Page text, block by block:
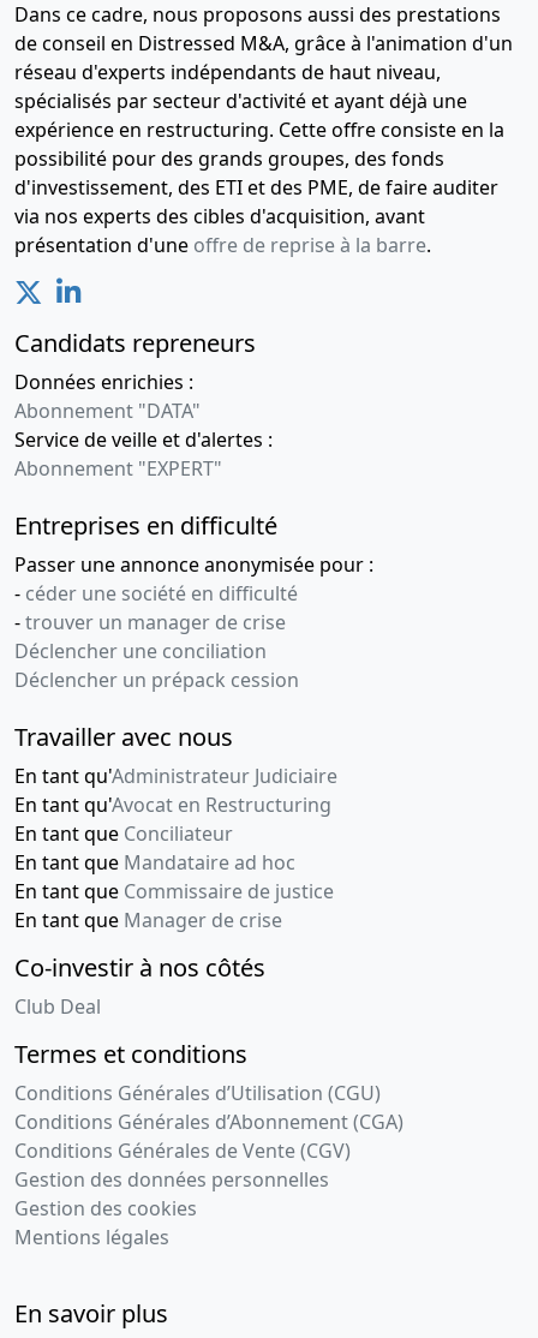
Dans ce cadre, nous proposons aussi des prestations
de conseil en Distressed M&A, grâce à l'animation d'un
réseau d'experts indépendants de haut niveau,
spécialisés par secteur d'activité et ayant déjà une
expérience en restructuring. Cette offre consiste en la
possibilité pour des grands groupes, des fonds
d'investissement, des ETI et des PME, de faire auditer
via nos experts des cibles d'acquisition, avant
présentation d'une offre de reprise à la barre.
Candidats repreneurs
Données enrichies :
Abonnement "DATA"
Service de veille et d'alertes :
Abonnement "EXPERT"
Entreprises en difficulté
Passer une annonce anonymisée pour :
- céder une société en difficulté
-trouver un manager de crise
Déclencher une conciliation
Déclencher un prépack cession
Travailler avec nous
En tant qu'Administrateur Judiciaire
En tant qu'Avocat en Restructuring
En tant que Conciliateur
En tant que Mandataire ad hoc
En tant que Commissaire de justice
En tant que Manager de crise
Co-investir à nos côtés
Club Deal
Termes et conditions
Conditions Générales d’Utilisation (CGU)
Conditions Générales d’Abonnement (CGA)
Conditions Générales de Vente (CGV)
Gestion des données personnelles
Gestion des cookies
Mentions légales
En savoir plus